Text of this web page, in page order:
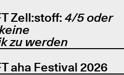
Zell:stoff: 4/5 oder
zu werden
aha Festival 2026